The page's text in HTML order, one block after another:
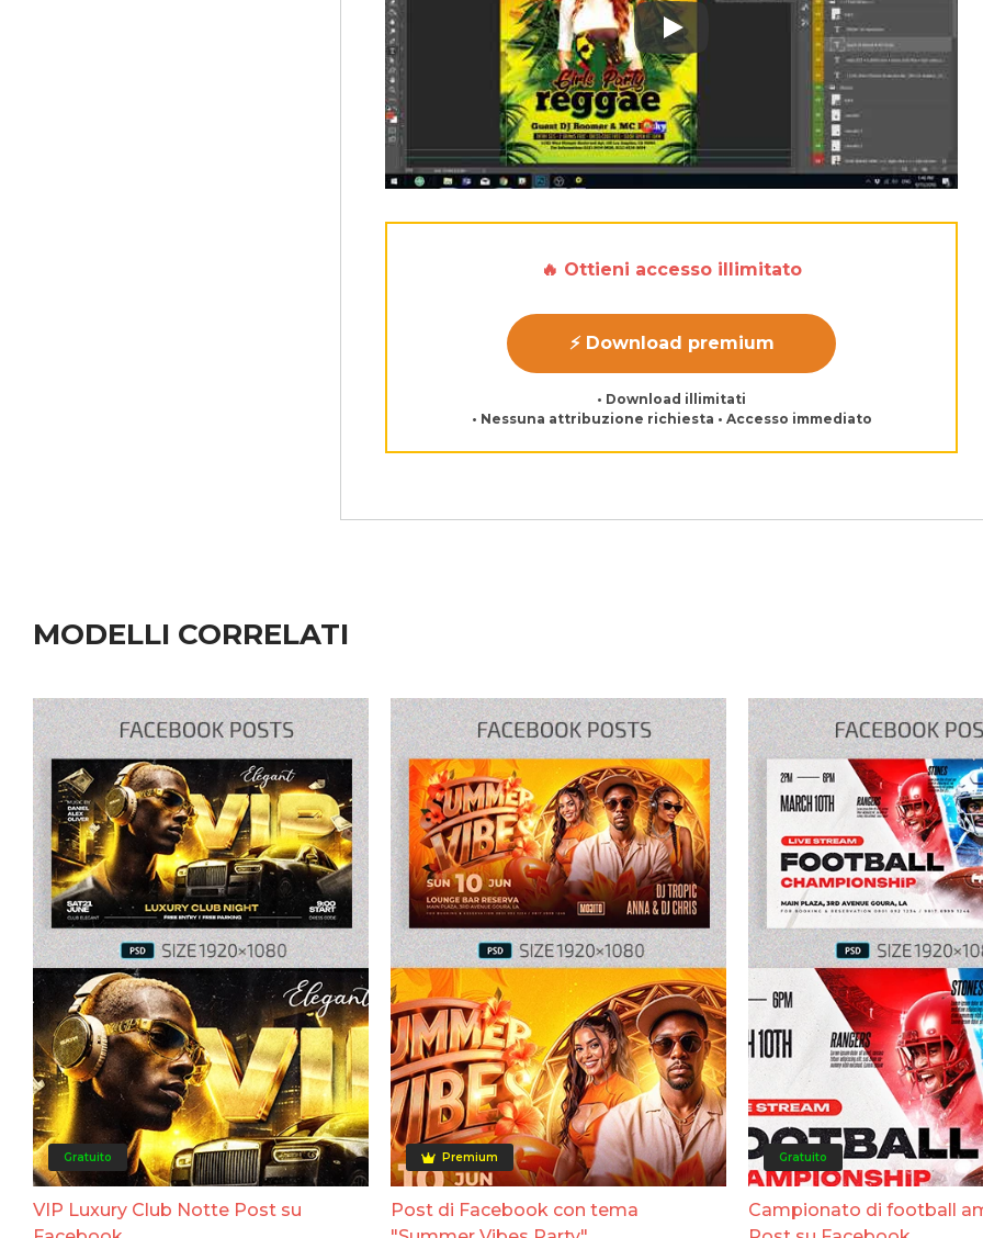
Play: Keynote (Google I/O '18)
🔥 Ottieni accesso illimitato
⚡ Download premium
• Download illimitati
• Nessuna attribuzione richiesta • Accesso immediato
MODELLI CORRELATI
Gratuito
VIP Luxury Club Notte Post su
Premium
Post di Facebook con tema
Gratuito
Campionato di football